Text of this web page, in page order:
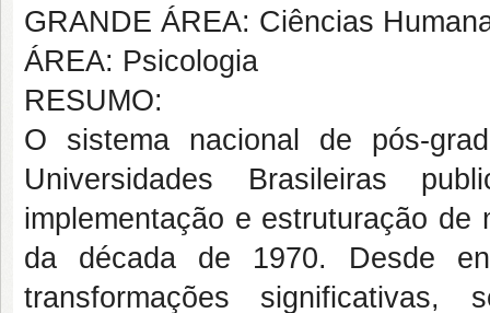
GRANDE ÁREA: Ciências
ÁREA: Psicologia
RESUMO:
O sistema nacional de pós-
Universidades Brasileiras
implementação e estruturação
da década de 1970. Desde
transformações